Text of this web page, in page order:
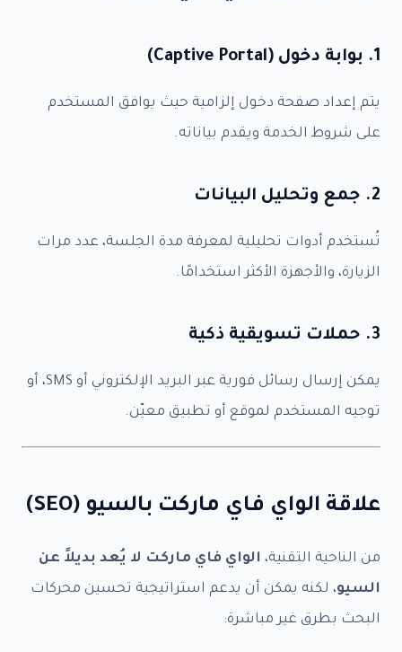
1. بوابة دخول (Captive Portal)
يتم إعداد صفحة دخول إلزامية حيث يوافق المستخدم
على شروط الخدمة ويقدم بياناته.
2. جمع وتحليل البيانات
تُستخدم أدوات تحليلية لمعرفة مدة الجلسة، عدد مرات
الزيارة، والأجهزة الأكثر استخدامًا.
3. حملات تسويقية ذكية
يمكن إرسال رسائل فورية عبر البريد الإلكتروني أو SMS، أو
توجيه المستخدم لموقع أو تطبيق معيّن.
علاقة الواي فاي ماركت بالسيو (SEO)
من الناحية التقنية، الواي فاي ماركت لا يُعد بديلاً عن
السيو، لكنه يمكن أن يدعم استراتيجية تحسين محركات
البحث بطرق غير مباشرة: